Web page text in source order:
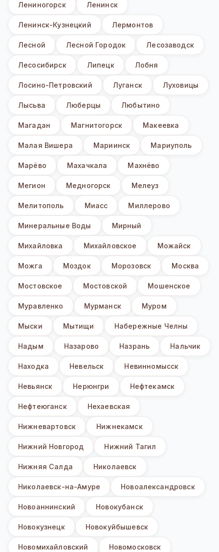
Лениногорск Ленинск
Ленинск-Кузнецкий Лермонтов
Лесной Лесной Городок Лесозаводск
Лесосибирск Липецк Лобня
Лосино-Петровский Луганск Луховицы
Лысьва Люберцы Любытино
Магадан Магнитогорск Макеевка
Малая Вишера Мариинск Мариуполь
Марёво Махачкала Махнёво
Мегион Медногорск Мелеуз
Мелитополь Миасс Миллерово
Минеральные Воды Мирный
Михайловка Михайловское Можайск
Можга Моздок Морозовск Москва
Мостовское Мостовской Мошенское
Муравленко Мурманск Муром
Мыски Мытищи Набережные Челны
Надым Назарово Назрань Нальчик
Находка Невельск Невинномысск
Невьянск Нерюнгри Нефтекамск
Нефтеюганск Нехаевская
Нижневартовск Нижнекамск
Нижний Новгород Нижний Тагил
Нижняя Салда Николаевск
Николаевск-на-Амуре Новоалександровск
Новоаннинский Новокубанск
Новокузнецк Новокуйбышевск
Новомихайловский Новомосковск